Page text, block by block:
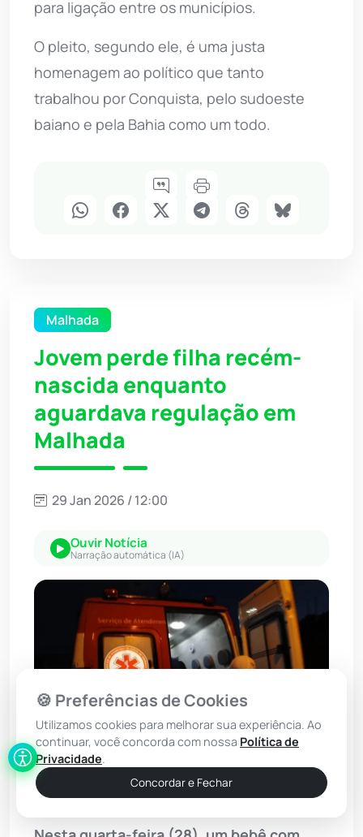
para ligação entre os municípios.
O pleito, segundo ele, é uma justa
homenagem ao político que tanto
trabalhou por Conquista, pelo sudoeste
baiano e pela Bahia como um todo.
Malhada
Jovem perde filha recém-
nascida enquanto
aguardava regulação em
Malhada
29 Jan 2026 / 12:00
Ouvir Notícia
Narração automática (IA)
Foto: Lay Amorim/Achei Sudoeste
🍪 Preferências de Cookies
Utilizamos cookies para melhorar sua experiência. Ao
continuar, você concorda com nossa Política de
Privacidade.
Concordar e Fechar